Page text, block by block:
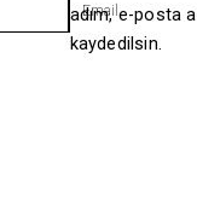
Email
adım, e-posta
kaydedilsin.